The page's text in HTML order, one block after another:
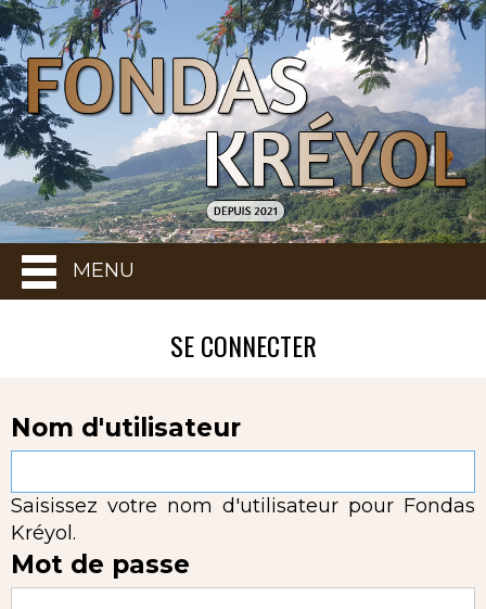
MENU
SE CONNECTER
Nom d'utilisateur
Saisissez votre nom d'utilisateur pour Fondas
Kréyol.
Mot de passe